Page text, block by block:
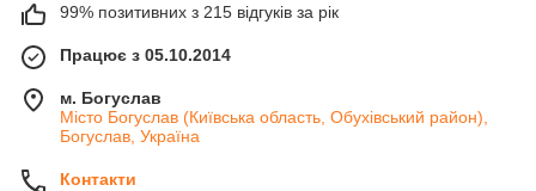
99% позитивних з 215 відгуків за рік
Працює з 05.10.2014
м. Богуслав
Місто Богуслав (Київська область, Обухівський район),
Богуслав, Україна
Контакти